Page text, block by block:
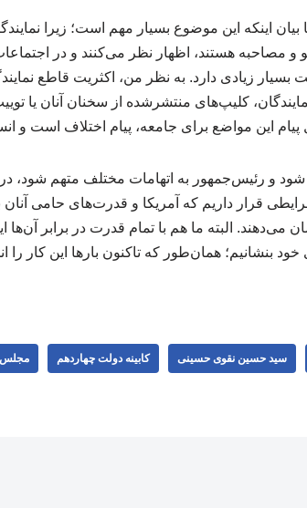
اینکه این موضوع بسیار مهم است؛ زیرا
و مصاحبه هستند، اظهار نظر می‌کنند و در
بسیار زیادی دارد. به نظر من، اکثریت قاطع
کلیپ‌های منتشرشده از سخنان آنان یا
پیام این مواضع برای جامعه، پیام اختلاف است و
و رئیس‌جمهور به اتهامات مختلف متهم شود، در
قرار داریم که آمریکا و قدرت‌های حامی آنان
البته ما هم با تمام قدرت در برابر آن‌ها
بنشانیم؛ همان‌طور که تاکنون بارها این کار را
سید حسین نقوی حسینی کابینه دولت چهاردهم مجلس